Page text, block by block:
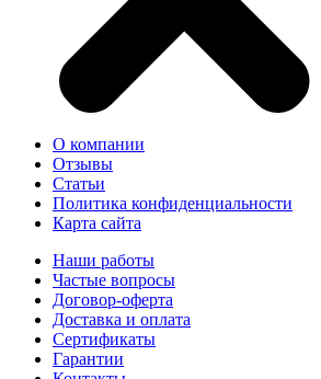
О компании
Отзывы
Статьи
Политика конфиденциальности
Карта сайта
Наши работы
Частые вопросы
Договор-оферта
Доставка и оплата
Сертификаты
Гарантии